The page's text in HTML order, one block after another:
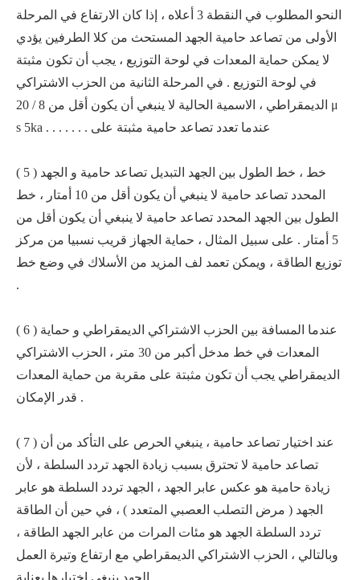
النحو المطلوب في النقطة 3 أعلاه ، إذا كان الارتفاع في المرحلة
الأولى من تصاعد حامية الجهد المستحث من كلا الطرفين يؤدي
لا يمكن حماية المعدات في لوحة التوزيع ، يجب أن تكون مثبتة
في لوحة التوزيع . في المرحلة الثانية من الحزب الاشتراكي
الديمقراطي ، الاسمية الحالية لا ينبغي أن يكون أقل من 8 / 20 μ
s 5ka . . . . . . . عندما تعدد تصاعد حامية مثبتة على
( 5 ) خط ، خط الطول بين الجهد التبديل تصاعد حامية و الجهد
المحدد تصاعد حامية لا ينبغي أن يكون أقل من 10 أمتار ، خط
الطول بين الجهد المحدد تصاعد حامية لا ينبغي أن يكون أقل من
5 أمتار . على سبيل المثال ، حماية الجهاز قريب نسبيا من مركز
توزيع الطاقة ، ويمكن تعمد لف المزيد من الأسلاك في وضع خط
.
( 6 ) عندما المسافة بين الحزب الاشتراكي الديمقراطي و حماية
المعدات في خط مدخل أكبر من 30 متر ، الحزب الاشتراكي
الديمقراطي يجب أن تكون مثبتة على مقربة من حماية المعدات
قدر الإمكان .
( 7 ) عند اختيار تصاعد حامية ، ينبغي الحرص على التأكد من أن
تصاعد حامية لا تحترق بسبب زيادة الجهد تردد السلطة ، لأن
زيادة حامية هو عكس عابر الجهد ، الجهد تردد السلطة هو عابر
الجهد ( مرض التصلب العصبي المتعدد ) ، في حين أن الطاقة
تردد السلطة الجهد هو مئات المرات من عابر الجهد الطاقة ،
وبالتالي ، الحزب الاشتراكي الديمقراطي مع ارتفاع وتيرة العمل